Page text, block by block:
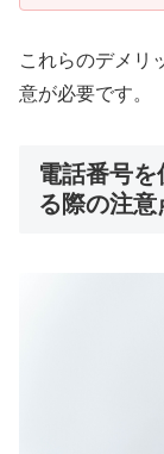
これらのデメリ
意が必要です。
電話番号
る際の注意